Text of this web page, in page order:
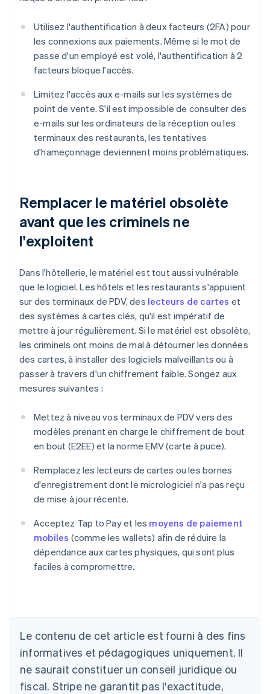
Utilisez l'authentification à deux facteurs (2FA) pour
les connexions aux paiements. Même si le mot de
passe d'un employé est volé, l'authentification à 2
facteurs bloque l'accès.
Limitez l'accès aux e-mails sur les systèmes de
point de vente. S'il est impossible de consulter des
e-mails sur les ordinateurs de la réception ou les
terminaux des restaurants, les tentatives
d'hameçonnage deviennent moins problématiques.
Remplacer le matériel obsolète
avant que les criminels ne
l'exploitent
Dans l'hôtellerie, le matériel est tout aussi vulnérable
que le logiciel. Les hôtels et les restaurants s'appuient
sur des terminaux de PDV, des lecteurs de cartes et
des systèmes à cartes clés, qu'il est impératif de
mettre à jour régulièrement. Si le matériel est obsolète,
les criminels ont moins de mal à détourner les données
des cartes, à installer des logiciels malveillants ou à
passer à travers d'un chiffrement faible. Songez aux
mesures suivantes :
Mettez à niveau vos terminaux de PDV vers des
modèles prenant en charge le chiffrement de bout
en bout (E2EE) et la norme EMV (carte à puce).
Remplacez les lecteurs de cartes ou les bornes
d'enregistrement dont le micrologiciel n'a pas reçu
de mise à jour récente.
Acceptez Tap to Pay et les moyens de paiement
mobiles (comme les wallets) afin de réduire la
dépendance aux cartes physiques, qui sont plus
faciles à compromettre.
Le contenu de cet article est fourni à des fins
informatives et pédagogiques uniquement. Il
ne saurait constituer un conseil juridique ou
fiscal. Stripe ne garantit pas l'exactitude,
DeutschEnglish
Australie
English
Autriche
DeutschEnglish
NederlandsFrançaisDeutschEnglish